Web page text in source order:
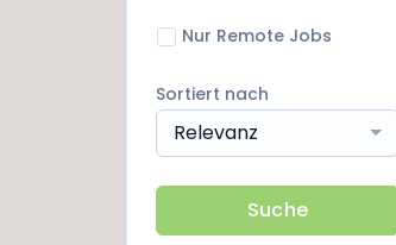
Nur Remote Jobs
Sortiert nach
Relevanz
Suche